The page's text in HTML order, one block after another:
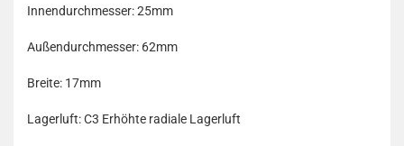
Innendurchmesser: 25mm
Außendurchmesser: 62mm
Breite: 17mm
Lagerluft: C3 Erhöhte radiale Lagerluft